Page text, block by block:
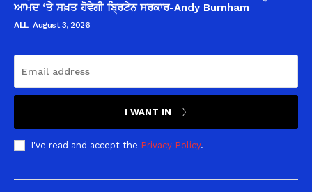
ਆਮਦ ‘ਤੇ ਸਖ਼ਤ ਹੋਵੇਗੀ ਬ੍ਰਿਟੇਨ ਸਰਕਾਰ-Andy Burnham
ALL August 3, 2026
I WANT IN
I've read and accept the Privacy Policy.